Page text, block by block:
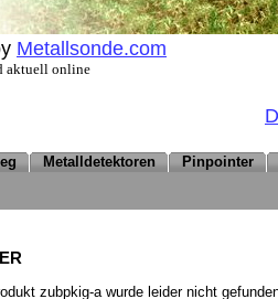
Metallsonde.com
aktuell online
Metalldetektoren Pinpointer
zubpkig-a wurde leider nicht